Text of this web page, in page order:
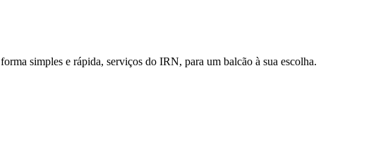
simples e rápida, serviços do IRN, para um balcão à sua escolha.